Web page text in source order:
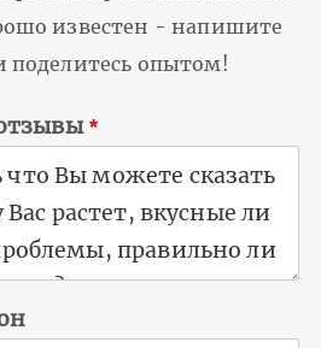
известен - напишите
поделитесь опытом!